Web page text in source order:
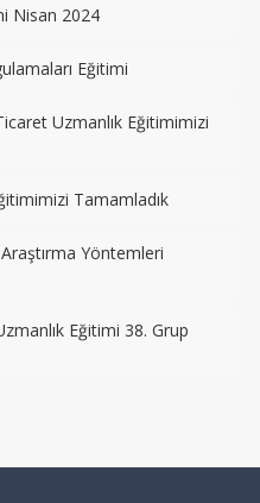
Nisan 2024
Eğitimi
Uzmanlık Eğitimimizi
Tamamladık
Yöntemleri
Eğitimi 38. Grup